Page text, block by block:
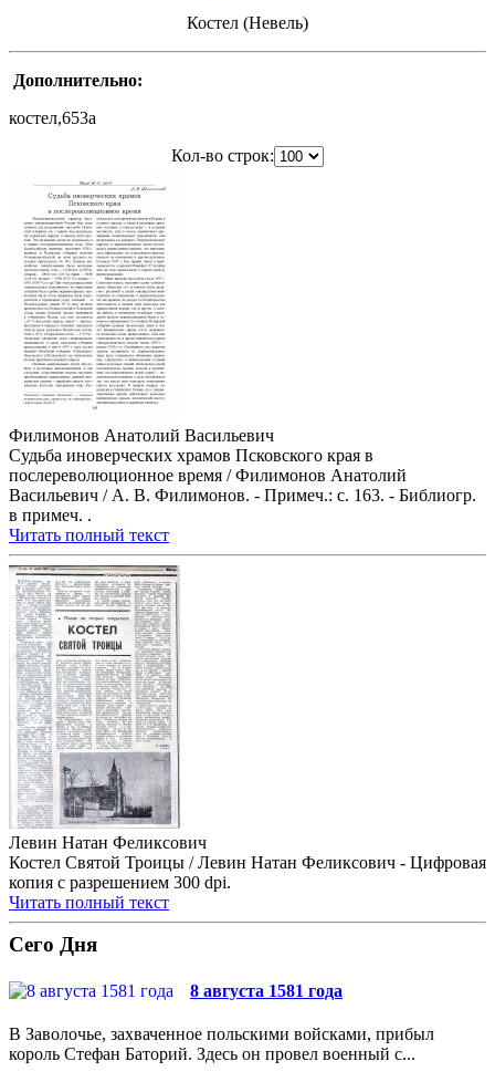
Костел (Невель)
Дополнительно:
костел,653a
Кол-во строк:
Филимонов Анатолий Васильевич
Судьба иноверческих храмов Псковского края в
послереволюционное время / Филимонов Анатолий
Васильевич / А. В. Филимонов. - Примеч.: с. 163. - Библиогр.
в примеч. .
Читать полный текст
Левин Натан Феликсович
Костел Святой Троицы / Левин Натан Феликсович - Цифровая
копия с разрешением 300 dpi.
Читать полный текст
Сего Дня
8 августа 1581 года
В Заволочье, захваченное польскими войсками, прибыл
король Стефан Баторий. Здесь он провел военный с...